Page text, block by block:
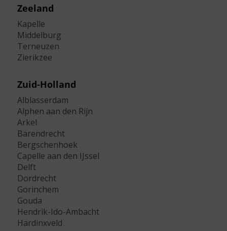
Zeeland
Kapelle
Middelburg
Terneuzen
Zierikzee
Zuid-Holland
Alblasserdam
Alphen aan den Rijn
Arkel
Barendrecht
Bergschenhoek
Capelle aan den IJssel
Delft
Dordrecht
Gorinchem
Gouda
Hendrik-Ido-Ambacht
Hardinxveld